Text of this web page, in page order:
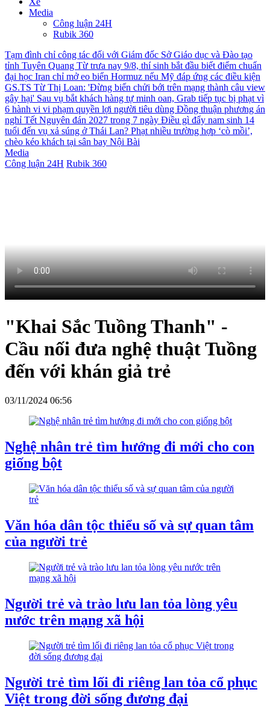
Media
Công luận 24H
Rubik 360
Tạm đình chỉ công tác đối với Giám đốc Sở Giáo dục và Đào tạo
tỉnh Tuyên Quang Từ trưa nay 9/8, thí sinh bắt đầu biết điểm chuẩn
đại học Iran chỉ mở eo biển Hormuz nếu Mỹ đáp ứng các điều kiện
GS.TS Từ Thị Loan: 'Đừng biến chửi bới trên mạng thành câu view
gây hại' Sau vụ bắt khách hàng tự minh oan, Grab tiếp tục bị phạt vì
6 hành vi vi phạm quyền lợi người tiêu dùng Đồng thuận phương án
nghỉ Tết Nguyên đán 2027 trong 7 ngày Điều gì đẩy nam sinh 14
tuổi đến vụ xả súng ở Thái Lan? Phạt nhiều trường hợp ‘cò mồi’,
chèo kéo khách tại sân bay Nội Bài
Media
Công luận 24H Rubik 360
"Khai Sắc Tuồng Thanh" -
Cầu nối đưa nghệ thuật Tuồng
đến với khán giả trẻ
03/11/2024 06:56
Nghệ nhân trẻ tìm hướng đi mới cho con
giống bột
Văn hóa dân tộc thiểu số và sự quan tâm
của người trẻ
Người trẻ và trào lưu lan tỏa lòng yêu
nước trên mạng xã hội
Người trẻ tìm lối đi riêng lan tỏa cổ phục
Việt trong đời sống đương đại